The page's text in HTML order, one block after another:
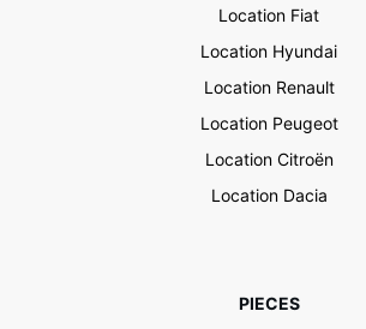
Location Fiat
Location Hyundai
Location Renault
Location Peugeot
Location Citroën
Location Dacia
PIECES